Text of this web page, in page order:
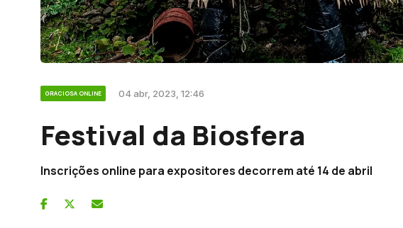
GRACIOSA ONLINE 04 abr, 2023, 12:46
Festival da Biosfera
Inscrições online para expositores decorrem até 14 de abril